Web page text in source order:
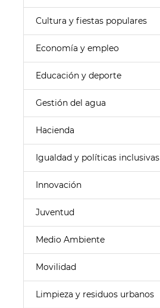
Cultura y fiestas populares
Economía y empleo
Educación y deporte
Gestión del agua
Hacienda
Igualdad y políticas inclusivas
Innovación
Juventud
Medio Ambiente
Movilidad
Limpieza y residuos urbanos